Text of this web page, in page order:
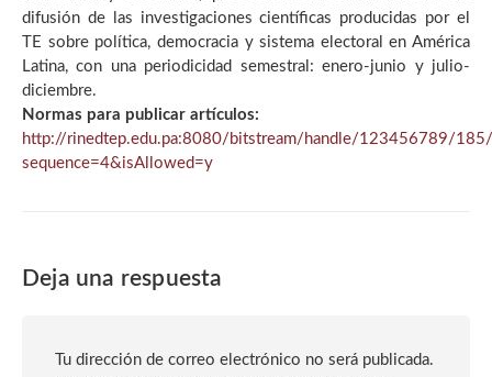
difusión de las investigaciones científicas producidas por el
TE sobre política, democracia y sistema electoral en América
Latina, con una periodicidad semestral: enero-junio y julio-
diciembre.
Normas para publicar artículos:
http://rinedtep.edu.pa:8080/bitstream/handle/123456789/185/
sequence=4&isAllowed=y
Deja una respuesta
Tu dirección de correo electrónico no será publicada.